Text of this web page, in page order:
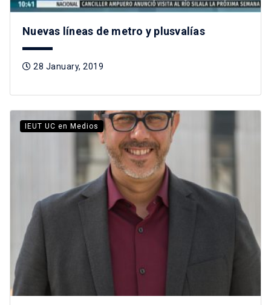
Nuevas líneas de metro y plusvalías
28 January, 2019
IEUT UC en Medios